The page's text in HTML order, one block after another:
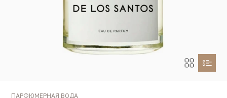
ПАРФЮМЕРНАЯ ВОДА